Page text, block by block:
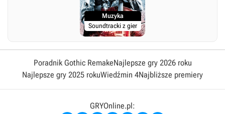
Muzyka
Soundtracki z gier
Poradnik Gothic RemakeNajlepsze gry 2026 roku
Najlepsze gry 2025 rokuWiedźmin 4Najbliższe premiery
GRYOnline.pl: